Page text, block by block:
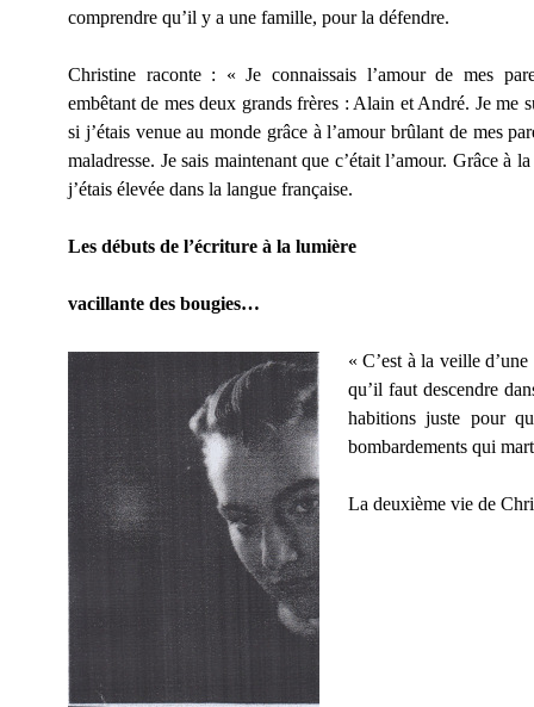
comprendre qu’il y a une famille, pour la défendre.
Christine raconte : « Je connaissais l’amour de mes
embêtant de mes deux grands frères : Alain et André. Je me
si j’étais venue au monde grâce à l’amour brûlant de mes
maladresse. Je sais maintenant que c’était l’amour. Grâce à
j’étais élevée dans la langue française.
Les débuts de l’écriture à la lumière
vacillante des bougies…
« C’est à la veille
qu’il faut descendre
habitions juste pour
bombardements qui
La deuxième vie de